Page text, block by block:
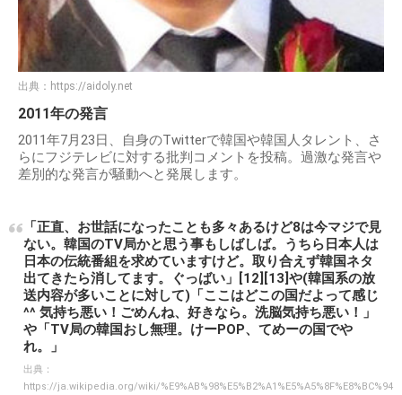
出典： https://aidoly.net
2011年の発言
2011年7月23日、自身のTwitterで韓国や韓国人タレント、さ
らにフジテレビに対する批判コメントを投稿。過激な発言や
差別的な発言が騒動へと発展します。
「正直、お世話になったことも多々あるけど8は今マジで見
ない。韓国のTV局かと思う事もしばしば。うちら日本人は
日本の伝統番組を求めていますけど。取り合えず韓国ネタ
出てきたら消してます。ぐっばい」[12][13]や(韓国系の放
送内容が多いことに対して)「ここはどこの国だよって感じ
^^ 気持ち悪い！ごめんね、好きなら。洗脳気持ち悪い！」
や「TV局の韓国おし無理。けーPOP、てめーの国でや
れ。」
出典：
https://ja.wikipedia.org/wiki/%E9%AB%98%E5%B2%A1%E5%A5%8F%E8%BC%94